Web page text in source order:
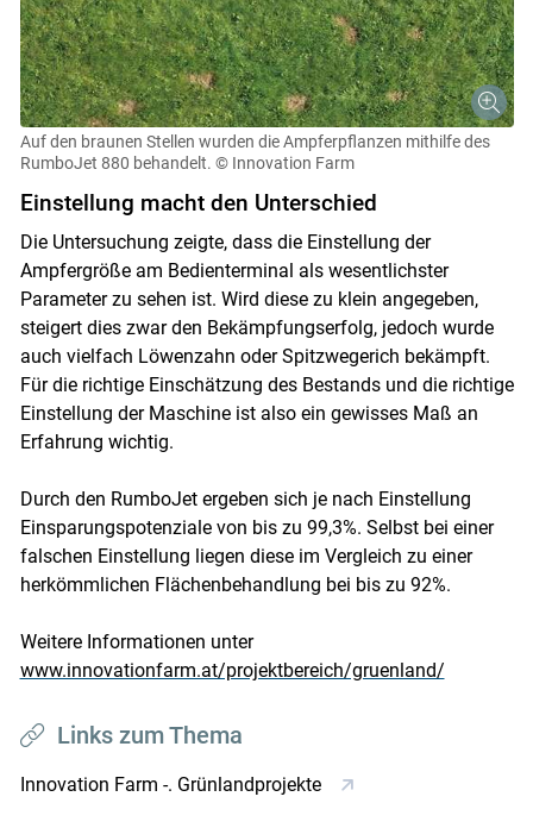
Auf den braunen Stellen wurden die Ampferpflanzen mithilfe des
RumboJet 880 behandelt. © Innovation Farm
Einstellung macht den Unterschied
Die Untersuchung zeigte, dass die Einstellung der
Ampfergröße am Bedienterminal als wesentlichster
Parameter zu sehen ist. Wird diese zu klein angegeben,
steigert dies zwar den Bekämpfungserfolg, jedoch wurde
auch vielfach Löwenzahn oder Spitzwegerich bekämpft.
Für die richtige Einschätzung des Bestands und die richtige
Einstellung der Maschine ist also ein gewisses Maß an
Erfahrung wichtig.
Durch den RumboJet ergeben sich je nach Einstellung
Einsparungspotenziale von bis zu 99,3%. Selbst bei einer
falschen Einstellung liegen diese im Vergleich zu einer
herkömmlichen Flächenbehandlung bei bis zu 92%.
Weitere Informationen unter
www.innovationfarm.at/projektbereich/gruenland/
Links zum Thema
Innovation Farm -. Grünlandprojekte